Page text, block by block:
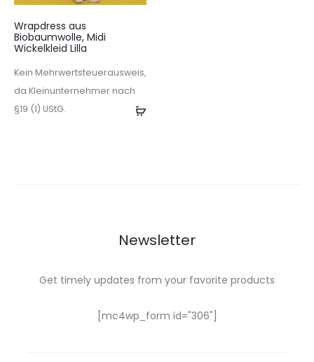
Weiterlesen
Wrapdress aus
Biobaumwolle, Midi
Wickelkleid Lilla
Kein Mehrwertsteuerausweis,
da Kleinunternehmer nach
§19 (1) UStG.
Newsletter
Get timely updates from your favorite products
[mc4wp_form id="306"]